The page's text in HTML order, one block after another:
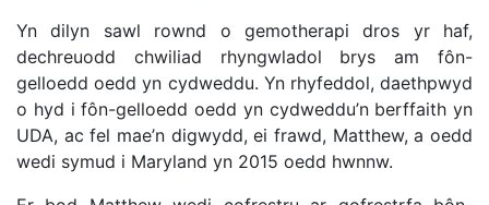
Yn dilyn sawl rownd o gemotherapi dros yr haf,
dechreuodd chwiliad rhyngwladol brys am fôn-
gelloedd oedd yn cydweddu. Yn rhyfeddol, daethpwyd
o hyd i fôn-gelloedd oedd yn cydweddu’n berffaith yn
UDA, ac fel mae’n digwydd, ei frawd, Matthew, a oedd
wedi symud i Maryland yn 2015 oedd hwnnw.